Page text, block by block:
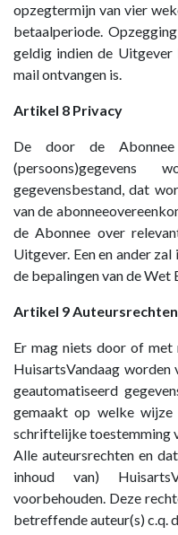
opzegtermijn van vier
betaalperiode.
geldig indien de Uitgever
mail ontvangen is.
Artikel 8 Privacy
De door de
gegevensbestand, dat
van de
de Abonnee over
Uitgever. Een en ander
de bepalingen van de Wet
Artikel 9 Auteursrechten
Er mag niets door of met
HuisartsVandaag worden
geautomatiseerd
gemaakt op welke
schriftelijke toestemming
Alle auteursrechten en
inhoud van)
voorbehouden. Deze
betreffende auteur(s) c.q.